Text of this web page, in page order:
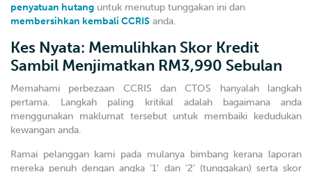
penyatuan hutang untuk menutup tunggakan ini dan
membersihkan kembali CCRIS anda.
Kes Nyata: Memulihkan Skor Kredit
Sambil Menjimatkan RM3,990 Sebulan
Memahami perbezaan CCRIS dan CTOS hanyalah langkah
pertama. Langkah paling kritikal adalah bagaimana anda
menggunakan maklumat tersebut untuk membaiki kedudukan
kewangan anda.
Ramai pelanggan kami pada mulanya bimbang kerana laporan
mereka penuh dengan angka '1' dan '2' (tunggakan) serta skor